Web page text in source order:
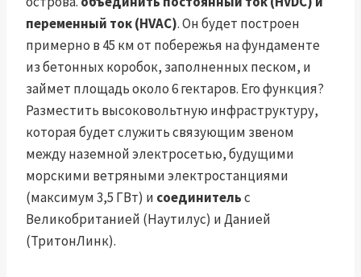
переменный ток (HVAC). Он будет построен
примерно в 45 км от побережья на фундаменте
из бетонных коробок, заполненных песком, и
займет площадь около 6 гектаров. Его функция?
Разместить высоковольтную инфраструктуру,
которая будет служить связующим звеном
между наземной электросетью, будущими
морскими ветряными электростанциями
(максимум 3,5 ГВт) и соединительс
Великобританией (Наутилус) и Данией
(ТритонЛинк).